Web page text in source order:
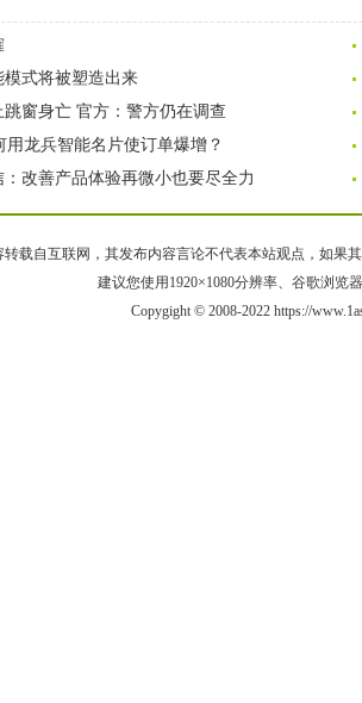
模式将被塑造出来
窗身亡 官方：警方仍在调查
用龙兵智能名片使订单爆增？
改善产品体验再微小也要尽全力
转载自互联网，其发布内容言论不代表本站观点，如果
建议您使用1920×1080分辨率、谷歌浏览
Copygight © 2008-2022 https://